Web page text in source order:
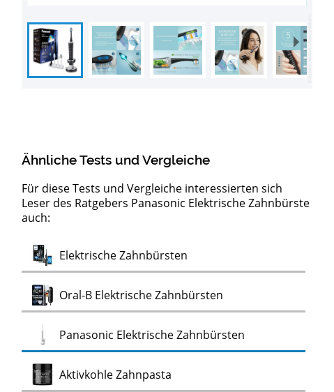
Ähnliche Tests und Vergleiche
Für diese Tests und Vergleiche interessierten sich
Leser des Ratgebers Panasonic Elektrische Zahnbürste
auch:
Elektrische Zahnbürsten
Oral-B Elektrische Zahnbürsten
Panasonic Elektrische Zahnbürsten
Aktivkohle Zahnpasta
Elektrische Kinderzahnbürsten